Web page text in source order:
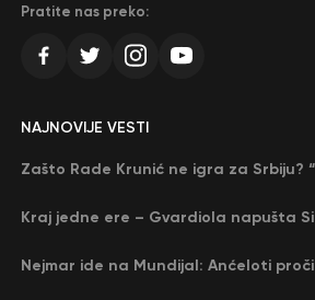
Pratite nas preko:
NAJNOVIJE VESTI